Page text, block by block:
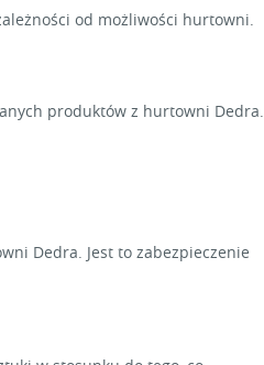
od możliwości hurtowni.
produktów z hurtowni Dedra.
Dedra. Jest to zabezpieczenie